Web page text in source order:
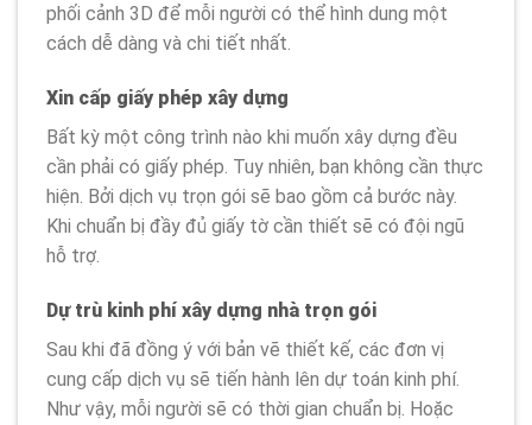
phối cảnh 3D để mỗi người có thể hình dung một
cách dễ dàng và chi tiết nhất.
Xin cấp giấy phép xây dựng
Bất kỳ một công trình nào khi muốn xây dựng đều
cần phải có giấy phép. Tuy nhiên, bạn không cần thực
hiện. Bởi dịch vụ trọn gói sẽ bao gồm cả bước này.
Khi chuẩn bị đầy đủ giấy tờ cần thiết sẽ có đội ngũ
hỗ trợ.
Dự trù kinh phí xây dựng nhà trọn gói
Sau khi đã đồng ý với bản vẽ thiết kế, các đơn vị
cung cấp dịch vụ sẽ tiến hành lên dự toán kinh phí.
Như vậy, mỗi người sẽ có thời gian chuẩn bị. Hoặc